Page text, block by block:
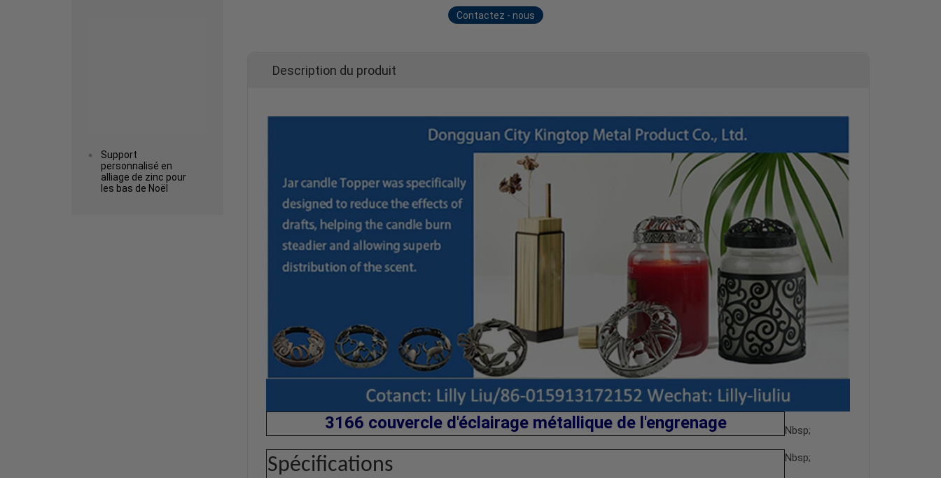
Support
personnalisé en
alliage de zinc pour
les bas de Noël
Contactez - nous
Description du produit
3166 couvercle d'éclairage métallique de l'engrenage Nbsp;
Spécifications Nbsp;